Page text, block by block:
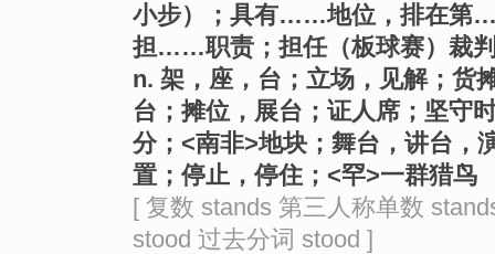
小步）；具有……地位，排在第
担……职责；担任（板球赛）裁
n. 架，座，台；立场，见解；货
台；摊位，展台；证人席；坚守
分；<南非>地块；舞台，讲台，
置；停止，停住；<罕>一群猎鸟
[ 复数 stands 第三人称单数
stood 过去分词 stood ]